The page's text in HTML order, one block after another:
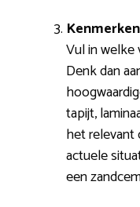
Vul in
Denk dan
tapijt,
het
actuele
een